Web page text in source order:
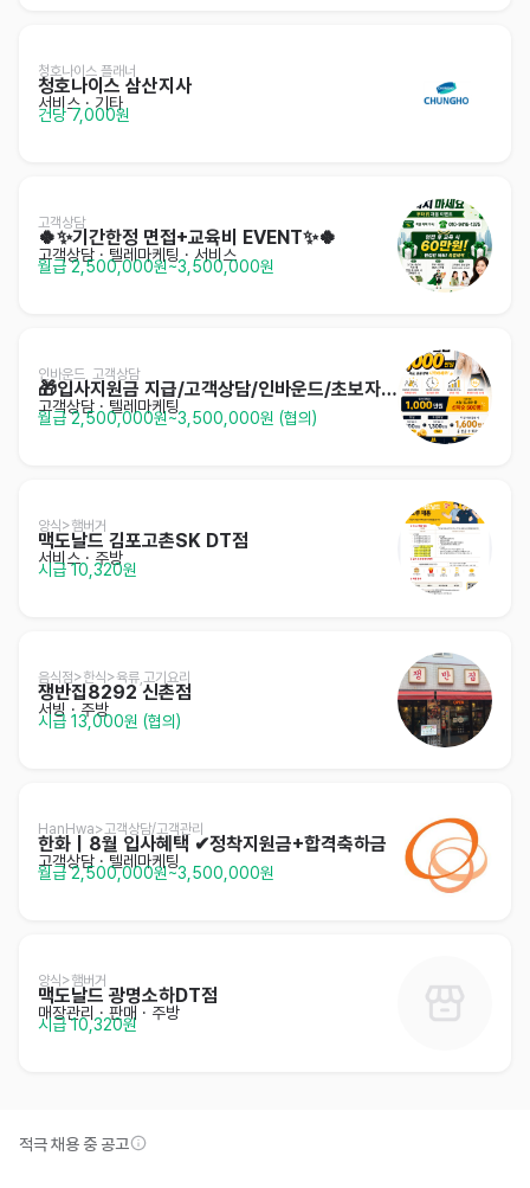
청호나이스 플래너
청호나이스 삼산지사
서비스 · 기타
건당 7,000원
고객상담
🍀✨️기간한정 면접+교육비 EVENT✨️🍀
고객상담 · 텔레마케팅 · 서비스
월급 2,500,000원~3,500,000원
인바운드, 고객상담
🎁입사지원금 지급/고객상담/인바운드/초보자환영!
고객상담 · 텔레마케팅
월급 2,500,000원~3,500,000원 (협의)
양식>햄버거
맥도날드 김포고촌SK DT점
서비스 · 주방
시급 10,320원
음식점>한식>육류,고기요리
쟁반집8292 신촌점
서빙 · 주방
시급 13,000원 (협의)
HanHwa>고객상담/고객관리
한화｜8월 입사혜택 ✔정착지원금+합격축하금
고객상담 · 텔레마케팅
월급 2,500,000원~3,500,000원
양식>햄버거
맥도날드 광명소하DT점
매장관리 · 판매 · 주방
시급 10,320원
적극 채용 중 공고